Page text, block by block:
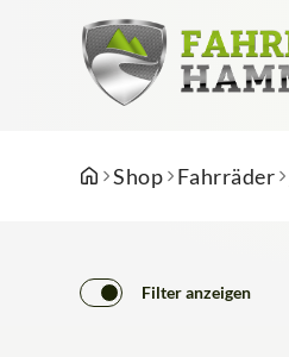
Shop Fahrräder
Filter anzeigen